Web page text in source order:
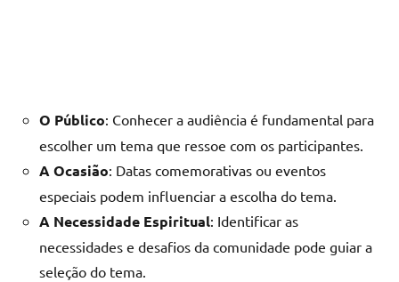
O Público: Conhecer a audiência é fundamental para
escolher um tema que ressoe com os participantes.
A Ocasião: Datas comemorativas ou eventos
especiais podem influenciar a escolha do tema.
A Necessidade Espiritual: Identificar as
necessidades e desafios da comunidade pode guiar a
seleção do tema.